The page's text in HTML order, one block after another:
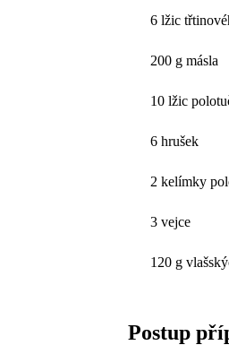
6 lžic
200 g másla
10 lžic
6 hrušek
2 kelímky
3 vejce
120 g
Postup